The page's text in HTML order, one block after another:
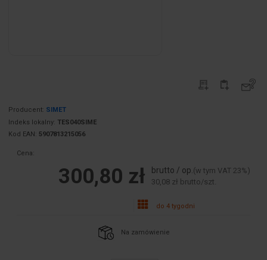
Producent: SIMET
Indeks lokalny: TES040SIME
Kod EAN: 5907813215056
Cena:
300,80 zł brutto / op.(w tym VAT 23%)
30,08 zł brutto/szt.
do 4 tygodni
Na zamówienie